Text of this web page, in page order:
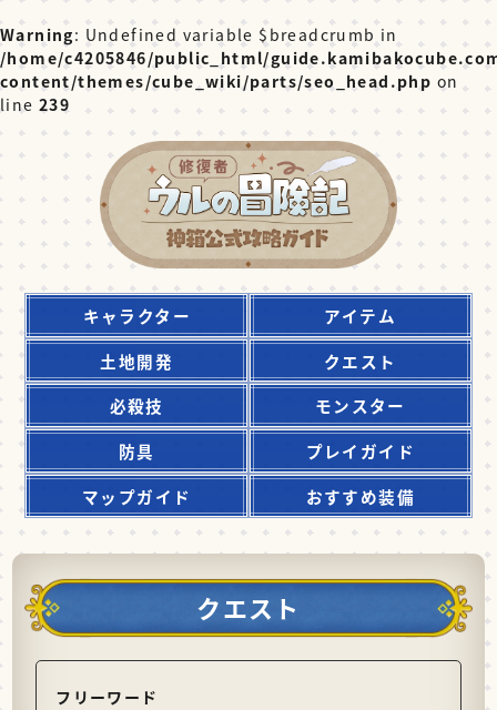
Warning: Undefined variable $breadcrumb in
/home/c4205846/public_html/
content/themes/cube_wiki/parts/seo_head.php on
line 239
キャラクター
アイテム
土地開発
クエスト
必殺技
モンスター
防具
プレイガイド
マップガイド
おすすめ装備
クエスト
フリーワード